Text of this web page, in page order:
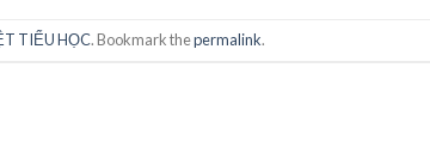
TIỂU HỌC. Bookmark thepermalink.